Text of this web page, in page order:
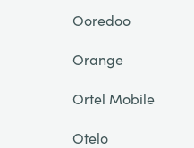
Ooredoo
Orange
Ortel Mobile
Otelo